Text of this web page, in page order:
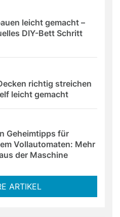
leicht gemacht –
DIY-Bett Schritt
richtig streichen
leicht gemacht
Geheimtipps für
Vollautomaten: Mehr
der Maschine
ARTIKEL